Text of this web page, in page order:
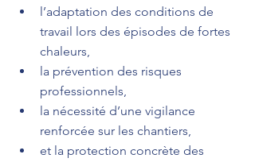
l’adaptation des conditions de
travail lors des épisodes de fortes
chaleurs,
la prévention des risques
professionnels,
la nécessité d’une vigilance
renforcée sur les chantiers,
et la protection concrète des